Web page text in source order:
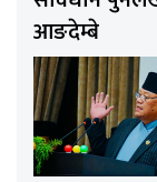
आङदेम्बे